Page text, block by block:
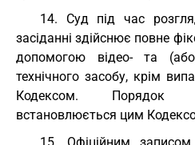
14. Суд під час
засіданні здійснює повне
допомогою відео- та
технічного засобу, крім
Кодексом. Порядок
встановлюється цим